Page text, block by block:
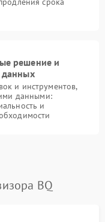
решение и
данных
и инструментов,
данными:
и
BQ